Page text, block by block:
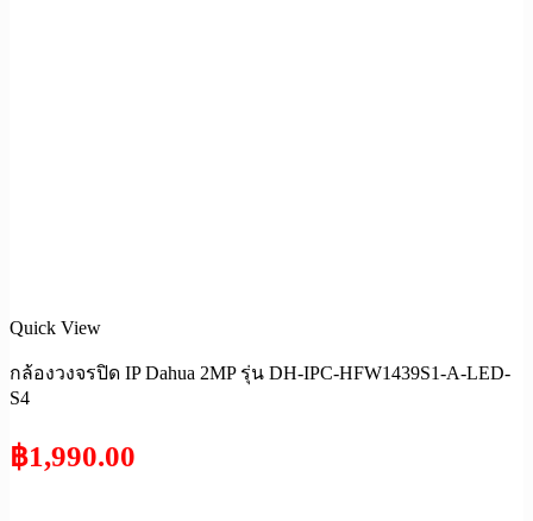
Quick View
กล้องวงจรปิด IP Dahua 2MP รุ่น DH-IPC-HFW1439S1-A-LED-
S4
฿1,990.00